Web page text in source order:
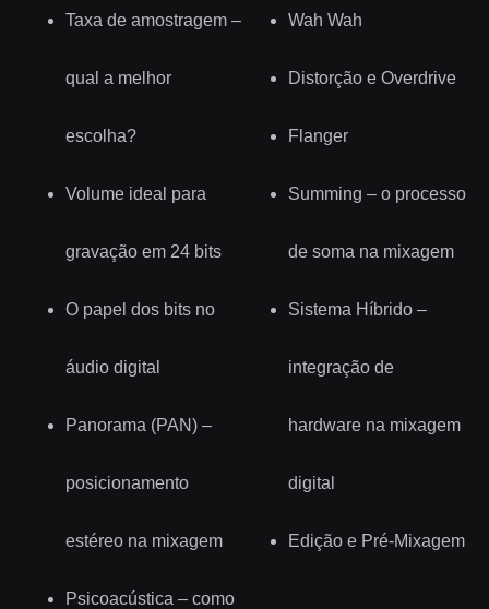
Taxa de amostragem –
qual a melhor
escolha?
Volume ideal para
gravação em 24 bits
O papel dos bits no
áudio digital
Panorama (PAN) –
posicionamento
estéreo na mixagem
Psicoacústica – como
Wah Wah
Distorção e Overdrive
Flanger
Summing – o processo
de soma na mixagem
Sistema Híbrido –
integração de
hardware na mixagem
digital
Edição e Pré-Mixagem